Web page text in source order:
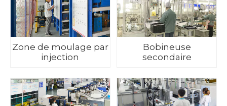
Zone de moulage par
injection
Bobineuse
secondaire